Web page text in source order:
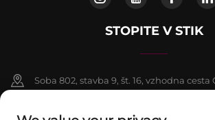
STOPITE V STIK
Soba 802, stavba 9, št. 16, vzhodna